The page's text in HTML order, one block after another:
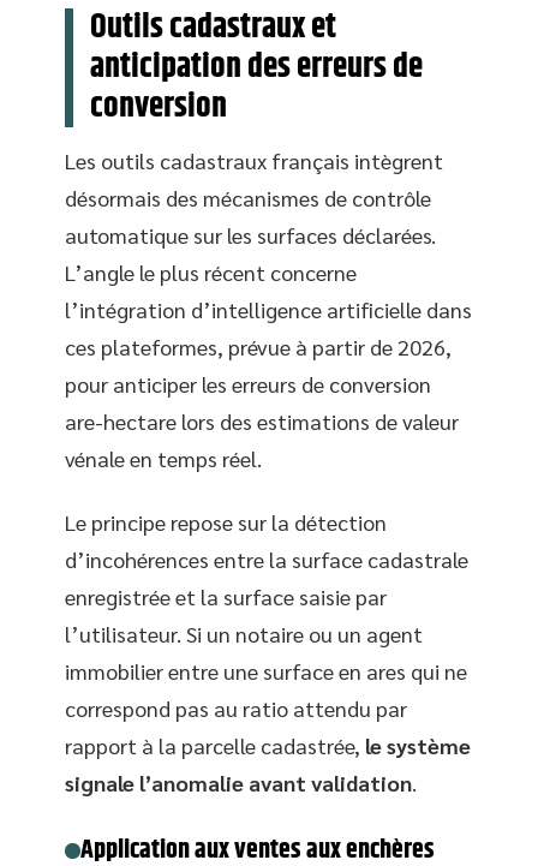
Outils cadastraux et
anticipation des erreurs de
conversion
Les outils cadastraux français intègrent
désormais des mécanismes de contrôle
automatique sur les surfaces déclarées.
L’angle le plus récent concerne
l’intégration d’intelligence artificielle dans
ces plateformes, prévue à partir de 2026,
pour anticiper les erreurs de conversion
are-hectare lors des estimations de valeur
vénale en temps réel.
Le principe repose sur la détection
d’incohérences entre la surface cadastrale
enregistrée et la surface saisie par
l’utilisateur. Si un notaire ou un agent
immobilier entre une surface en ares qui ne
correspond pas au ratio attendu par
rapport à la parcelle cadastrée, le système
signale l’anomalie avant validation.
Application aux ventes aux enchères